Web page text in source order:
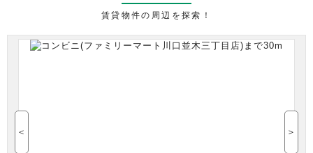
賃貸物件の周辺を探索！
＜ ＞